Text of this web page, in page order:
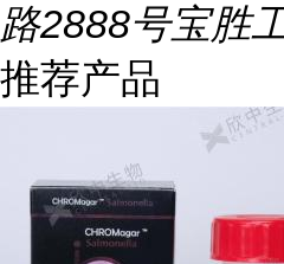
路2888号宝胜
推荐产品